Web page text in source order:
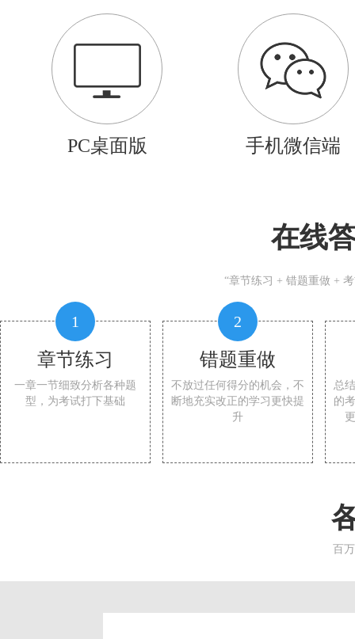
PC桌面版 手机微信端
在线
“章节练习 + 错题重做 +
1
章节练习
一章一节细致分析各种题
型，为考试打下基础
2
错题重做
不放过任何得分的机会，不
断地充实改正的学习更快提
升
总
的
百